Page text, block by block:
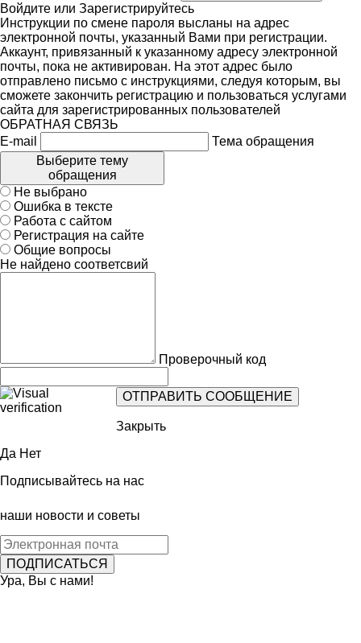
Войдите или Зарегистрируйтесь
Инструкции по смене пароля высланы на адрес
электронной почты, указанный Вами при регистрации.
Аккаунт, привязанный к указанному адресу электронной
почты, пока не активирован. На этот адрес было
отправлено письмо с инструкциями, следуя которым, вы
сможете закончить регистрацию и пользоваться услугами
сайта для зарегистрированных пользователей
ОБРАТНАЯ СВЯЗЬ
E-mail
Тема обращения
Выберите тему
обращения
Не выбрано
Ошибка в тексте
Работа с сайтом
Регистрация на сайте
Общие вопросы
Не найдено соответсвий
Проверочный код
Закрыть
Да Нет
Подписывайтесь на нас
наши новости и советы
Ура, Вы с нами!